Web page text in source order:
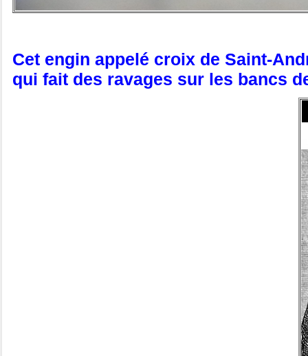
Cet engin appelé croix de Saint-
qui fait des ravages sur les bancs